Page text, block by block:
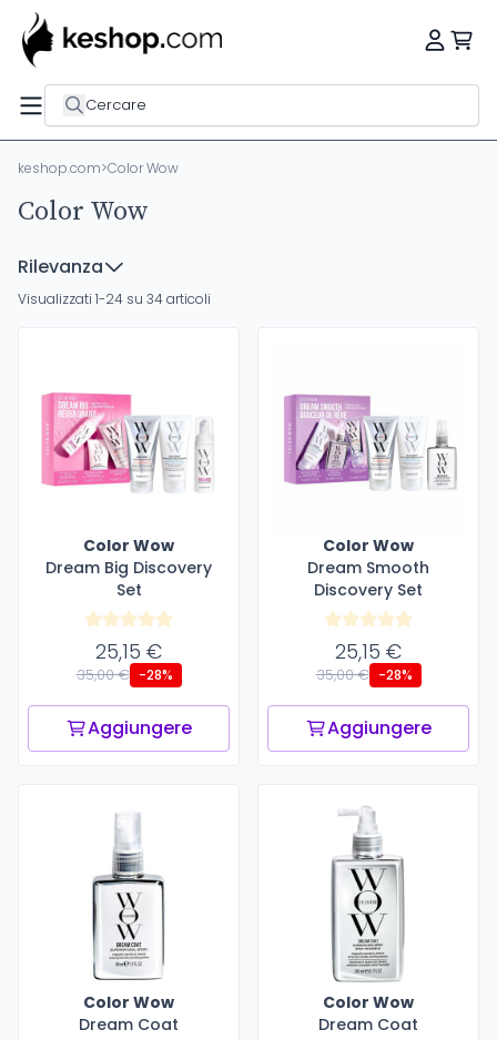
Cercare
keshop.com>Color Wow
Color Wow
Rilevanza
Visualizzati 1-24 su 34 articoli
Color Wow
Dream Big Discovery
Set
25,15 €
35,00 € -28%
Aggiungere
Color Wow
Dream Smooth
Discovery Set
25,15 €
35,00 € -28%
Aggiungere
Color Wow
Dream Coat
Color Wow
Dream Coat